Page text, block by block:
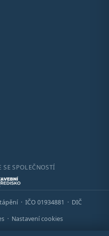
SE SPOLEČNOSTÍ
· IČO 01934881 · DIČ
· Nastavení cookies